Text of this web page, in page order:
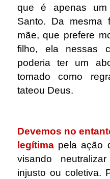
que é apenas um
Santo. Da mesma
mãe, que prefere
filho, ela nessas
poderia ter um
tomado como
tateou Deus.
Devemos no
legítimapela ação
visando
injusto ou coletiva.